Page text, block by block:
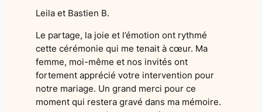
Leila et Bastien B.
Le partage, la joie et l’émotion ont rythmé
cette cérémonie qui me tenait à cœur. Ma
femme, moi-même et nos invités ont
fortement apprécié votre intervention pour
notre mariage. Un grand merci pour ce
moment qui restera gravé dans ma mémoire.